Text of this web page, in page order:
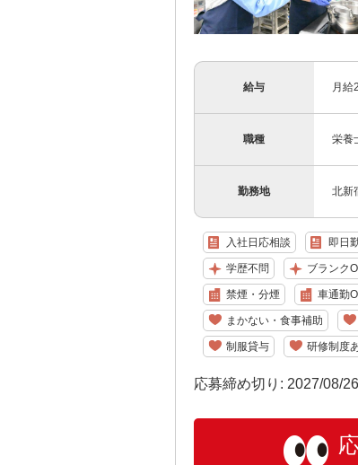
給与 月
職種 栄養
勤務地 北新
入社日応相談 即日
学歴不問 ブランク
禁煙・分煙 車通勤
まかない・食事補助
制服貸与 研修制度
応募締め切り: 2027/08/